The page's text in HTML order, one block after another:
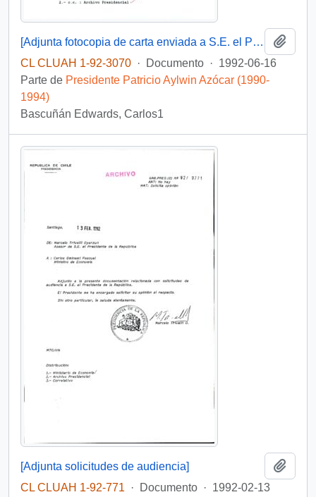
[Adjunta fotocopia de carta enviada a S.E. el Presidente de la República]
CL CLUAH 1-92-3070 · Documento · 1992-06-16
Parte de Presidente Patricio Aylwin Azócar (1990-
1994)
Bascuñán Edwards, Carlos1
[Adjunta solicitudes de audiencia]
CL CLUAH 1-92-771
· Documento · 1992-02-13